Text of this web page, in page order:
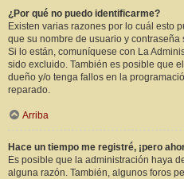
¿Por qué no puedo identificarme?
Existen varias razones por lo cuál esto
que su nombre de usuario y
Si lo están, comuníquese con La
sido excluido. También es posible que
dueño y/o tenga fallos en la
reparado.
Arriba
Hace un tiempo me registré, ¡pero
Es posible que la administración haya
alguna razón. También, algunos foros